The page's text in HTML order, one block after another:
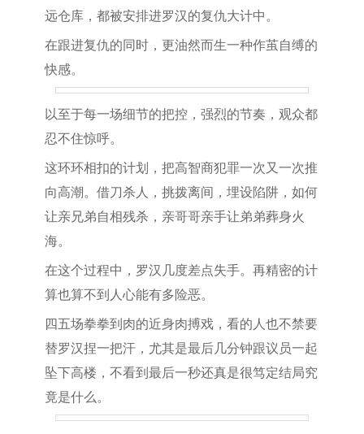
远仓库，都被安排进罗汉的复仇大计中。
在跟进复仇的同时，更油然而生一种作茧自缚的
快感。
以至于每一场细节的把控，强烈的节奏，观众都
忍不住惊呼。
这环环相扣的计划，把高智商犯罪一次又一次推
向高潮。借刀杀人，挑拨离间，埋设陷阱，如何
让亲兄弟自相残杀，亲哥哥亲手让弟弟葬身火
海。
在这个过程中，罗汉几度差点失手。再精密的计
算也算不到人心能有多险恶。
四五场拳拳到肉的近身肉搏戏，看的人也不禁要
替罗汉捏一把汗，尤其是最后几分钟跟议员一起
坠下高楼，不看到最后一秒还真是很笃定结局究
竟是什么。